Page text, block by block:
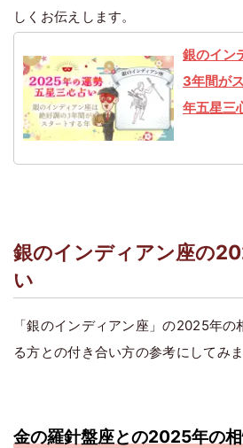
しくお伝えします。
銀のイン
3年間が
年五星三
銀のインディアン座の
い
「銀のインディアン座」の2025年
る方との付き合い方の参考にしてみま
金の羅針盤座との2025年の